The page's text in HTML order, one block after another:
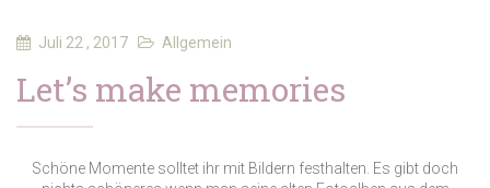
Juli 22 , 2017 Allgemein
Let’s make memories
Schöne Momente solltet ihr mit Bildern festhalten. Es gibt doch